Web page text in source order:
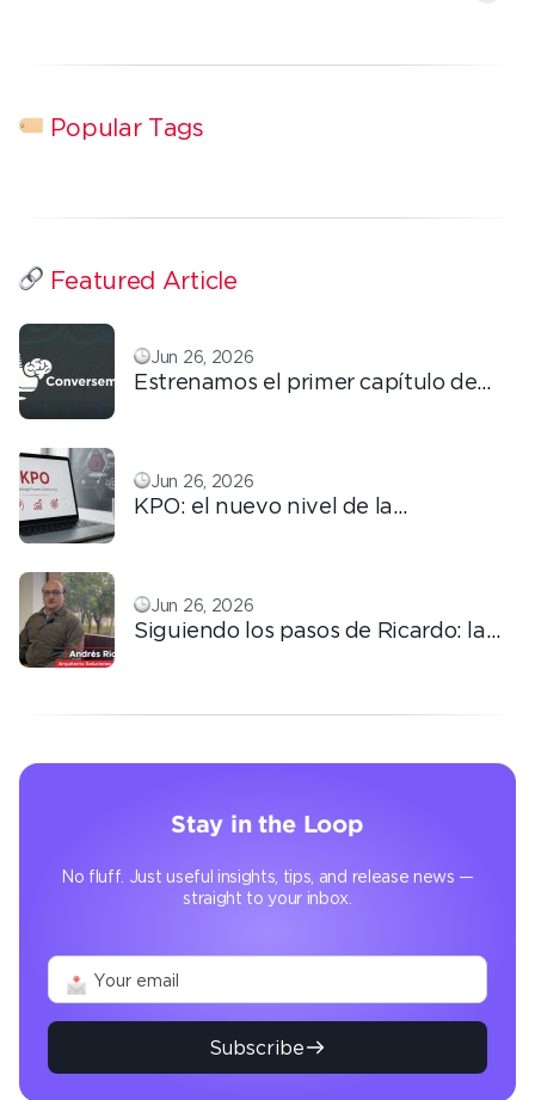
Popular Tags
Featured Article
Jun 26, 2026
Estrenamos el primer capítulo de
Jun 26, 2026
KPO: el nuevo nivel de la
Jun 26, 2026
Siguiendo los pasos de Ricardo: la
Stay in the Loop
No fluff. Just useful insights, tips, and release news —
straight to your inbox.
Subscribe